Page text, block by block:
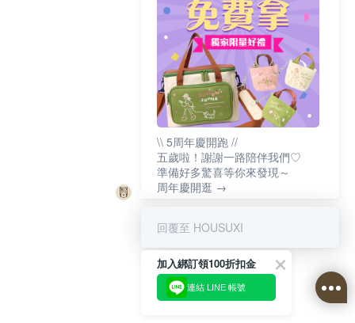
\\ 5周年慶開跑 //
五歲啦！謝謝一路陪伴我們♡
準備好多驚喜等你來發現～
周年慶開逛 →
回覆至 HOUSUXI
加入綁訂領100折扣金
連結 LINE 帳號